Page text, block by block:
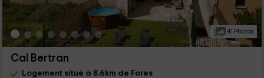
41 Photos
Cal Bertran
Logement situé à 8.6km de Fores